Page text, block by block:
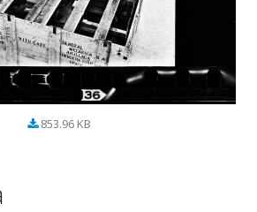
853.96 KB